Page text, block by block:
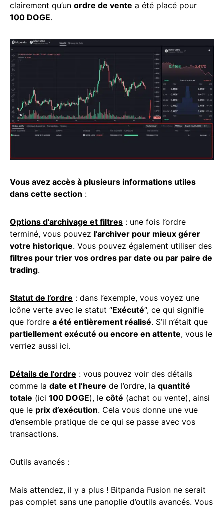
clairement qu’un ordre de vente a été placé pour
100 DOGE.
Vous avez accès à plusieurs informations utiles
dans cette section :
Options d’archivage et filtres : une fois l’ordre
terminé, vous pouvez l’archiver pour mieux gérer
votre historique. Vous pouvez également utiliser des
filtres pour trier vos ordres par date ou par paire de
trading.
Statut de l’ordre : dans l’exemple, vous voyez une
icône verte avec le statut “Exécuté“, ce qui signifie
que l’ordre a été entièrement réalisé. S’il n’était que
partiellement exécuté ou encore en attente, vous le
verriez aussi ici.
Détails de l’ordre : vous pouvez voir des détails
comme la date et l’heure de l’ordre, la quantité
totale (ici 100 DOGE), le côté (achat ou vente), ainsi
que le prix d’exécution. Cela vous donne une vue
d’ensemble pratique de ce qui se passe avec vos
transactions.
Outils avancés :
Mais attendez, il y a plus ! Bitpanda Fusion ne serait
pas complet sans une panoplie d’outils avancés. Vous